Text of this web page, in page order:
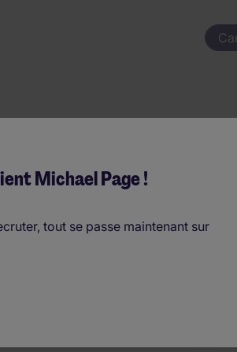
Michael Page !
tout se passe maintenant sur